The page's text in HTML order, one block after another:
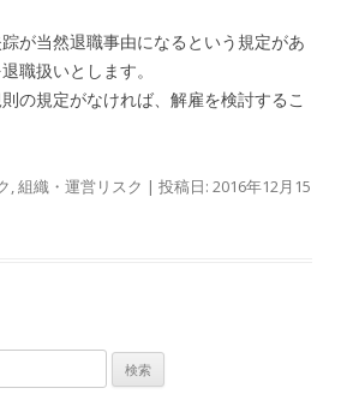
が当然退職事由になるという規定があ
職扱いとします。
の規定がなければ、解雇を検討するこ
,組織・運営リスク | 投稿日: 2016年12月15